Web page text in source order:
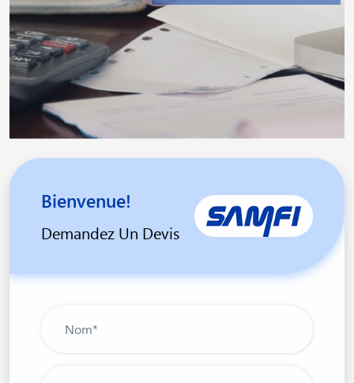
Bienvenue!
Demandez Un Devis